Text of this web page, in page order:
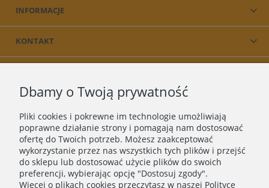
INFORMACJE
KONTAKT
Dbamy o Twoją prywatność
Pliki cookies i pokrewne im technologie umożliwiają
poprawne działanie strony i pomagają nam dostosować
ofertę do Twoich potrzeb. Możesz zaakceptować
wykorzystanie przez nas wszystkich tych plików i przejść
do sklepu lub dostosować użycie plików do swoich
preferencji, wybierając opcję "Dostosuj zgody".
Więcej o plikach cookies przeczytasz w naszej Polityce